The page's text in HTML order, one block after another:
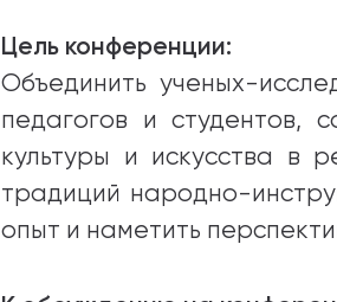
Цель конференции:
Объединить ученых-
педагогов и студентов,
культуры и искусства в
традиций народно-
опыт и наметить